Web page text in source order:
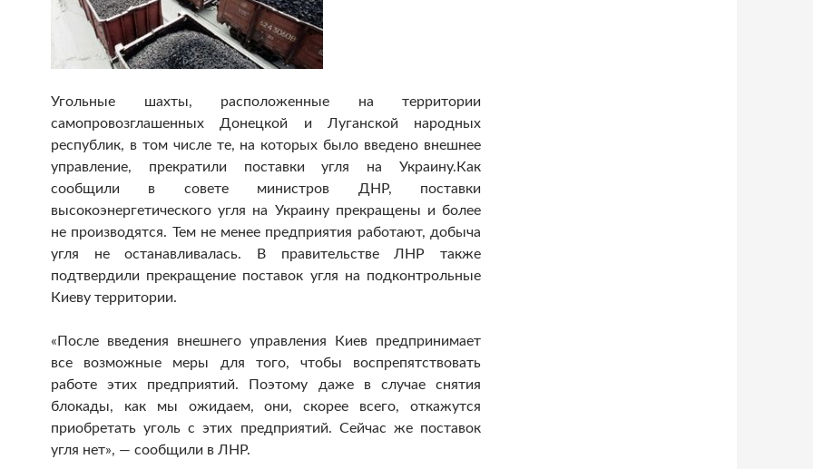
Угольные шахты, расположенные на территории
самопровозглашенных Донецкой и Луганской народных
республик, в том числе те, на которых было введено внешнее
управление, прекратили поставки угля на Украину.Как
сообщили в совете министров ДНР, поставки
высокоэнергетического угля на Украину прекращены и более
не производятся. Тем не менее предприятия работают, добыча
угля не останавливалась. В правительстве ЛНР также
подтвердили прекращение поставок угля на подконтрольные
Киеву территории.
«После введения внешнего управления Киев предпринимает
все возможные меры для того, чтобы воспрепятствовать
работе этих предприятий. Поэтому даже в случае снятия
блокады, как мы ожидаем, они, скорее всего, откажутся
приобретать уголь с этих предприятий. Сейчас же поставок
угля нет», — сообщили в ЛНР.